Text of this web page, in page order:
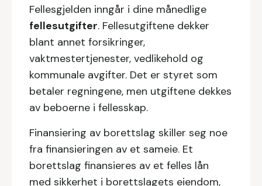
Fellesgjelden inngår i dine månedlige
fellesutgifter. Fellesutgiftene dekker
blant annet forsikringer,
vaktmestertjenester, vedlikehold og
kommunale avgifter. Det er styret som
betaler regningene, men utgiftene dekkes
av beboerne i fellesskap.
Finansiering av borettslag skiller seg noe
fra finansieringen av et sameie. Et
borettslag finansieres av et felles lån
med sikkerhet i borettslagets eiendom,